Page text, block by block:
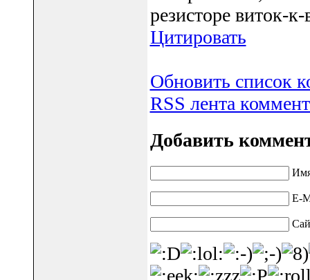
резисторе виток-к-
Цитировать
Обновить список
RSS лента
Добавить
E-